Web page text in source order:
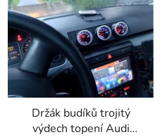
Držák budíků trojitý
výdech topení Audi